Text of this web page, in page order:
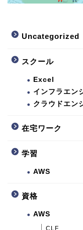
Uncategorized
スクール
Excel
インフラエン
クラウドエン
在宅ワーク
学習
AWS
資格
AWS
CLF